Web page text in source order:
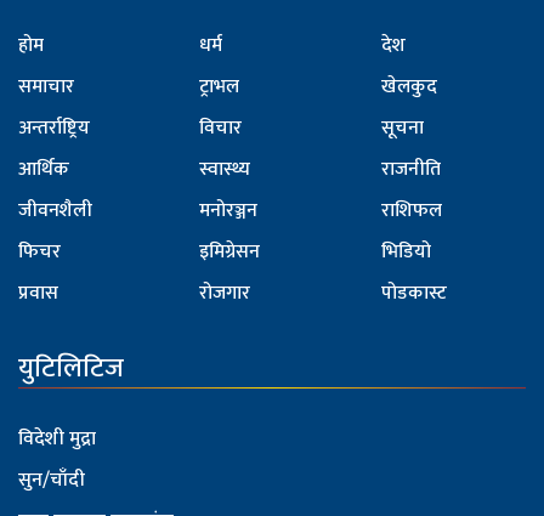
होम
समाचार
अन्तर्राष्ट्रिय
आर्थिक
जीवनशैली
फिचर
प्रवास
धर्म
ट्राभल
विचार
स्वास्थ्य
मनोरञ्जन
इमिग्रेसन
रोजगार
देश
खेलकुद
सूचना
राजनीति
राशिफल
भिडियो
पोडकास्ट
युटिलिटिज
विदेशी मुद्रा
सुन/चाँदी